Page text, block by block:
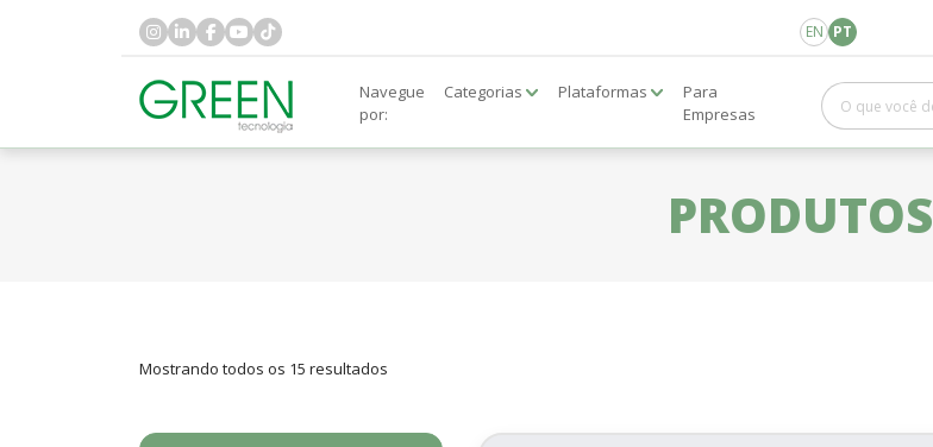
EN PT
Navegue
por:
Categorias Plataformas
Para
Empresas
PRODUTOS
Mostrando todos os 15 resultados